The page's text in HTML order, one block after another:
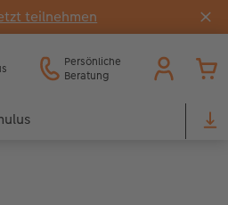
teilnehmen
Persönliche
Beratung